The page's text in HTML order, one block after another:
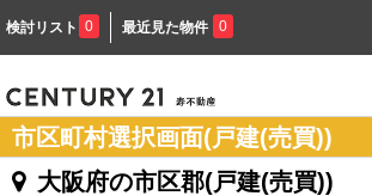
検討リスト 0 最近見た物件 0
市区町村選択画面(戸建(売買))
大阪府の市区郡(戸建(売買))